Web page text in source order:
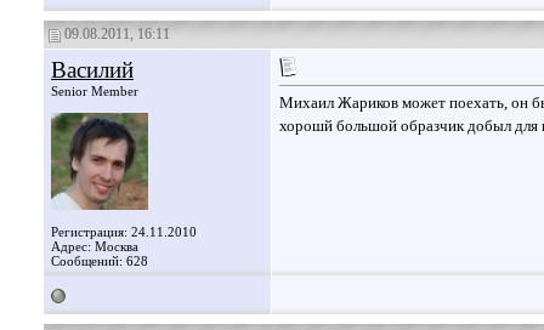
09.08.2011, 16:11
Василий
Senior Member
Регистрация: 24.11.2010
Адрес: Москва
Сообщений: 628
Михаил Жариков может поехать, он
хорошй большой образчик добыл для